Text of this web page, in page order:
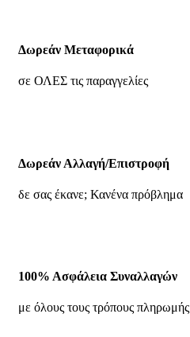
Δωρεάν Μεταφορικά
σε ΟΛΕΣ τις παραγγελίες
Δωρεάν Αλλαγή/Επιστροφή
δε σας έκανε; Κανένα πρόβλημα
100% Ασφάλεια Συναλλαγών
με όλους τους τρόπους πληρωμής